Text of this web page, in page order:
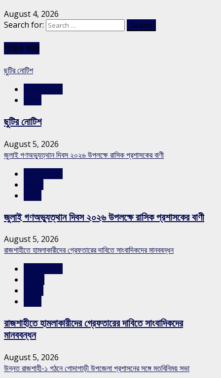
August 4, 2026
Search for:
আরও খবর
ছুটির নোটিশ
ছুটির নোটিশ
August 5, 2026
জুলাই গণঅভ্যুত্থান দিবস ২০২৬ উপলক্ষে রাসিক প্রশাসকের বাণী
জুলাই গণঅভ্যুত্থান দিবস ২০২৬ উপলক্ষে রাসিক প্রশাসকের বাণী
August 5, 2026
রাজশাহীতে হামলাকারীদের গ্রেফতারের দাবিতে সাংবাদিকদের মানববন্ধন
রাজশাহীতে হামলাকারীদের গ্রেফতারের দাবিতে সাংবাদিকদের
মানববন্ধন
August 5, 2026
উন্নত রাজশাহী-১ গঠনে গোদাগাড়ী উপজেলা প্রশাসনের সঙ্গে মতবিনিময় সভা